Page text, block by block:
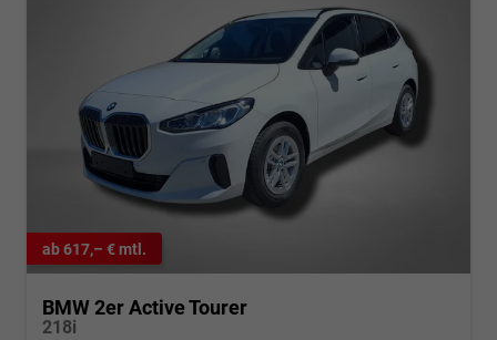
ab 617,– € mtl.
BMW 2er Active Tourer
218i